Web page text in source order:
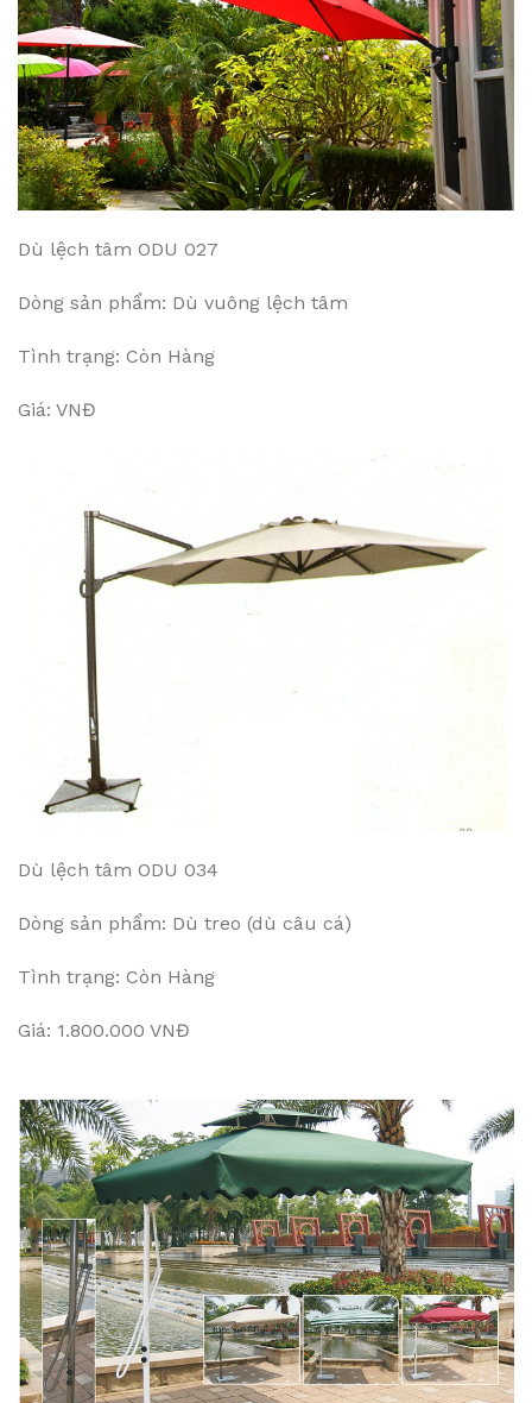
Dù lệch tâm ODU 027
Dòng sản phẩm: Dù vuông lệch tâm
Tình trạng: Còn Hàng
Giá: VNĐ
Dù lệch tâm ODU 034
Dòng sản phẩm: Dù treo (dù câu cá)
Tình trạng: Còn Hàng
Giá: 1.800.000 VNĐ